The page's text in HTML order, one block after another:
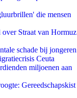
die mensen
Straat van Hormuz
schade bij jongeren
Ceuta
miljoenen aan
Gereedschapskist